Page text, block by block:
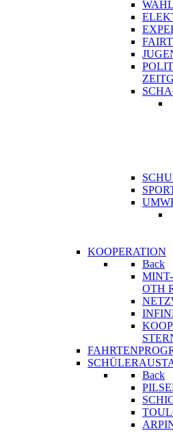
KOOPERATION
Back
OTH
Back